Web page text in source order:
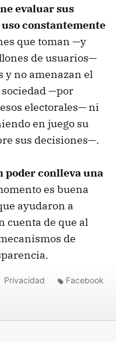
evaluar sus
constantemente
que toman —y
de usuarios—
y no amenazan el
—por
electorales— ni
en juego su
sus decisiones—.
poder conlleva una
es buena
ayudaron a
cuenta de que al
de
Privacidad Facebook